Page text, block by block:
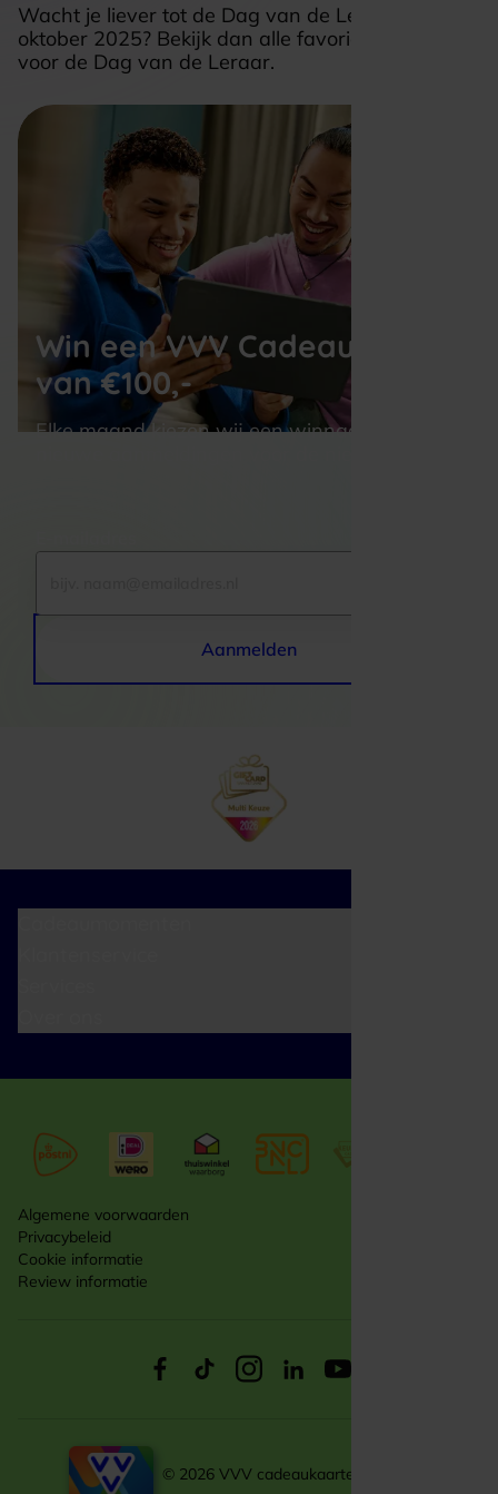
Wacht je liever tot de Dag van de Leraar op 5
oktober 2025? Bekijk dan alle favoriete cadeau's
voor de Dag van de Leraar.
Win een VVV Cadeaukaart
van €100,-
Elke maand kiezen wij een winnaar uit alle
Aanmelden
Algemene voorwaarden
Privacybeleid
Cookie informatie
Review informatie
© 2026 VVV cadeaukaarten zakelijk